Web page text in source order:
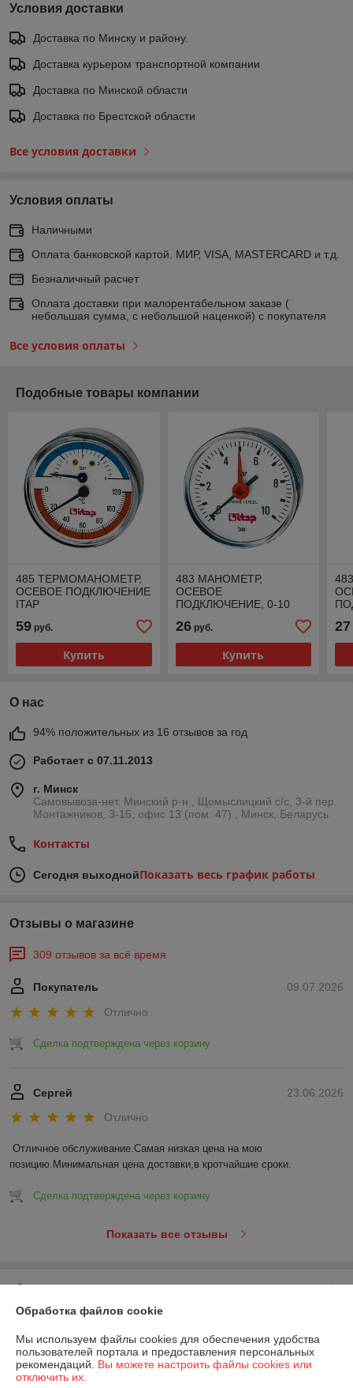
Условия доставки
Доставка по Минску и району.
Доставка курьером транспортной компании
Доставка по Минской области
Доставка по Брестской области
Все условия доставки
Условия оплаты
Наличными
Оплата банковской картой. МИР, VISA, MASTERCARD и т.д.
Безналичный расчет
Оплата доставки при малорентабельном заказе (
небольшая сумма, с небольшой наценкой) с покупателя
Все условия оплаты
Подобные товары компании
485 ТЕРМОМАНОМЕТР,
ОСЕВОЕ ПОДКЛЮЧЕНИЕ
ITAP
59 руб.
Купить
483 МАНОМЕТР,
ОСЕВОЕ
ПОДКЛЮЧЕНИЕ, 0-10
26руб.
Купить
27
О нас
94% положительных из 16 отзывов за год
Работает с 07.11.2013
г. Минск
Самовывоза-нет. Минский р-н , Щомыслицкий с/с, 3-й пер.
Монтажников, 3-15, офис 13 (пом. 47) , Минск, Беларусь
Контакты
Сегодня выходнойПоказать весь график работы
Отзывы о магазине
309 отзывов за всё время
09.07.2026
Покупатель
Отлично
Сделка подтверждена через корзину
23.06.2026
Сергей
Отлично
Отличное обслуживание.Самая низкая цена на мою
позицию.Минимальная цена доставки,в кротчайшие сроки.
Сделка подтверждена через корзину
Показать все отзывы
О нас
Доставка и оплата
Обработка файлов cookie
Мы используем файлы cookies для обеспечения удобства
пользователей портала и предоставления персональных
рекомендаций. Вы можете настроить файлы cookies или
отключить их.